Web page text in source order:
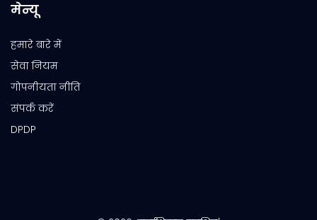
मेन्यू
हमारे बारे में
सेवा नियम
गोपनीयता नीति
संपर्क करें
DPDP